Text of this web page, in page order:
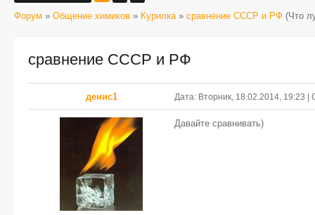
Форум » Общение химиков » Курилка » сравнение СССР и РФ (Что
сравнение СССР и РФ
денис1 Дата: Вторник, 18.02.2014, 19:23
Давайте сравнивать)